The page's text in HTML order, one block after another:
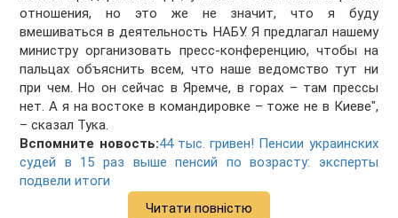
отношения, но это же не значит, что я буду
вмешиваться в деятельность НАБУ. Я предлагал нашему
министру организовать пресс-конференцию, чтобы на
пальцах объяснить всем, что наше ведомство тут ни
при чем. Но он сейчас в Яремче, в горах – там прессы
нет. А я на востоке в командировке – тоже не в Киеве",
– сказал Тука.
Вспомните новость:44 тыс. гривен! Пенсии украинских
судей в 15 раз выше пенсий по возрасту: эксперты
подвели итоги
Читати повністю